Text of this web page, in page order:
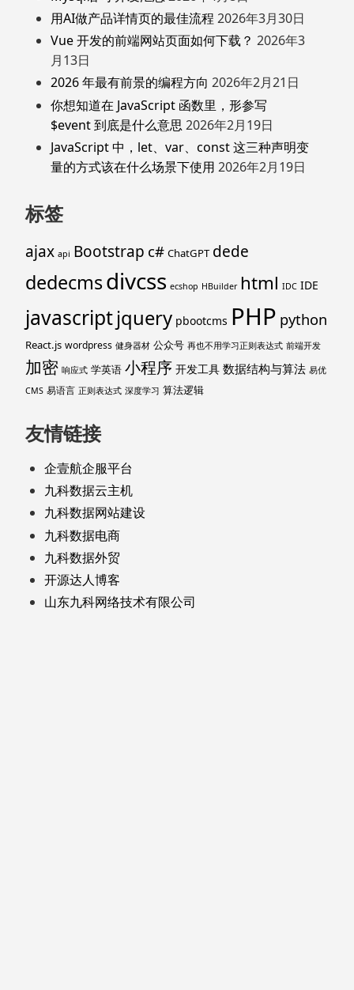
用AI做产品详情页的最佳流程 2026年3月30日
Vue 开发的前端网站页面如何下载？ 2026年3
月13日
2026 年最有前景的编程方向 2026年2月21日
你想知道在 JavaScript 函数里，形参写
$event 到底是什么意思 2026年2月19日
JavaScript 中，let、var、const 这三种声明变
量的方式该在什么场景下使用 2026年2月19日
标签
ajax api Bootstrap c# ChatGPT dede
dedecmsdivcss ecshop HBuilder html IDC IDE
javascriptjquery pbootcms PHP python
React.js wordpress 健身器材 公众号 再也不用学习正则表达式 前端开发
加密 响应式 学英语 小程序 开发工具 数据结构与算法 易优
CMS 易语言 正则表达式 深度学习 算法逻辑
友情链接
企壹航企服平台
九科数据云主机
九科数据网站建设
九科数据电商
九科数据外贸
开源达人博客
山东九科网络技术有限公司